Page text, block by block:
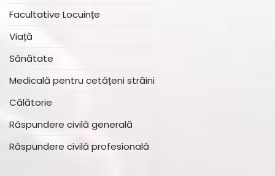
Facultative Locuințe
Viață
Sănătate
Medicală pentru cetățeni străini
Călătorie
Răspundere civilă generală
Răspundere civilă profesională